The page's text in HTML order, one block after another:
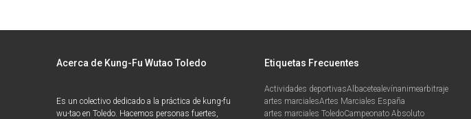
Acerca de Kung-Fu Wutao Toledo
Es un colectivo dedicado a la práctica de kung-fu
wu-tao en Toledo. Hacemos personas fuertes,
Etiquetas Frecuentes
Actividades deportivasAlbacetealevínanimearbitraje
artes marcialesArtes Marciales España
artes marciales ToledoCampeonato Absoluto